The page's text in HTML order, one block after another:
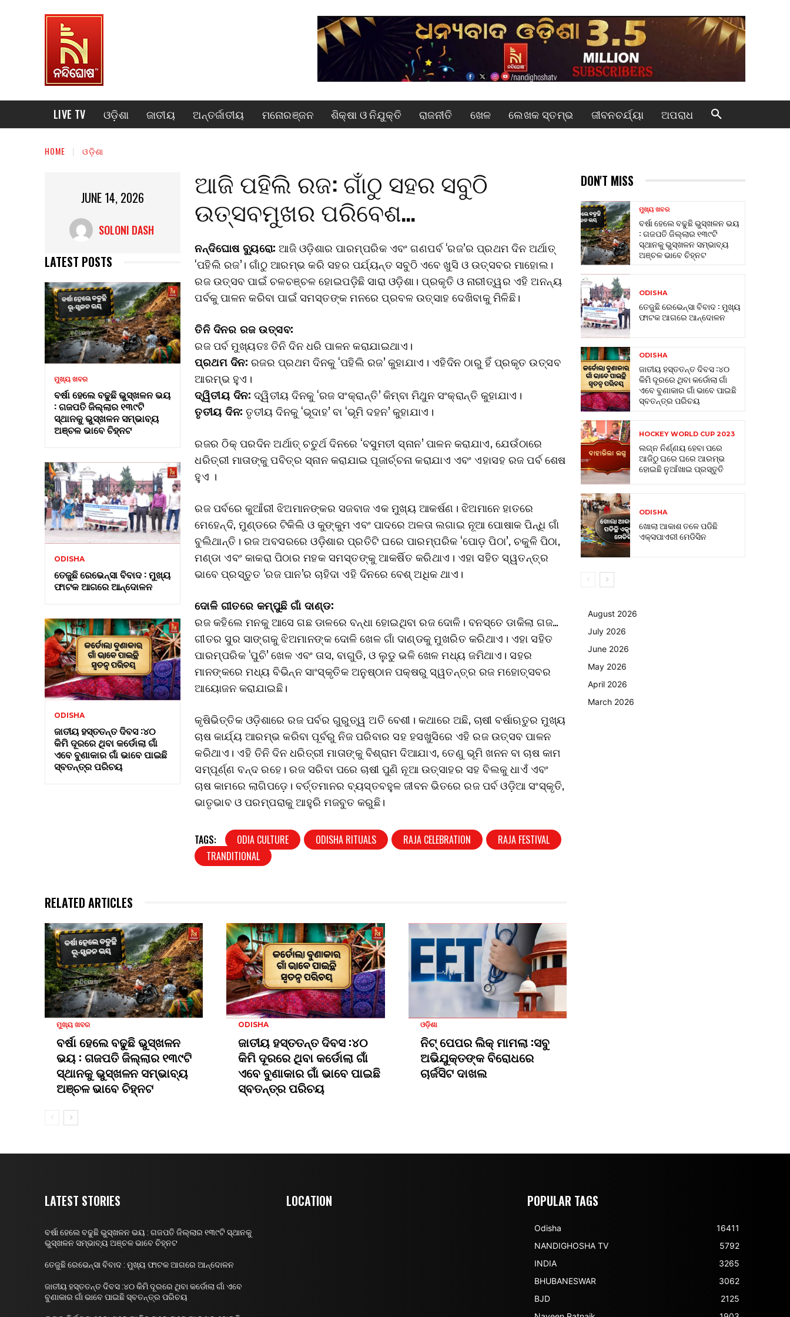
LIVE TV ଓଡ଼ିଶା ଜାତୀୟ ଅନ୍ତର୍ଜାତୀୟ ମନୋରଞ୍ଜନ ଶିକ୍ଷା ଓ ନିଯୁକ୍ତି ରାଜନୀତି ଖେଳ ଲେଖକ ସ୍ତମ୍ଭ ଜୀବନଚର୍ଯ୍ୟା ଅପରାଧ
HOME ଓଡ଼ିଶା
JUNE 14, 2026
SOLONI DASH
LATEST POSTS
ମୁଖ୍ୟ ଖବର
ବର୍ଷା ହେଲେ ବଢୁଛି ଭୁସ୍ଖଳନ ଭୟ
: ଗଜପତି ଜିଲ୍ଲାର ୧୩୯ଟି
ସ୍ଥାନକୁ ଭୁସ୍ଖଳନ ସମ୍ଭାବ୍ୟ
ଅଞ୍ଚଳ ଭାବେ ଚିହ୍ନଟ
ODISHA
ତେଜୁଛି ରେଭେନ୍ସା ବିବାଦ : ମୁଖ୍ୟ
ଫାଟକ ଆଗରେ ଆନ୍ଦୋଳନ
ODISHA
ଜାତୀୟ ହସ୍ତତନ୍ତ ଦିବସ :୪୦
କିମି ଦୂରରେ ଥିବା କର୍ଡୋଲା ଗାଁ
ଏବେ ବୁଣାକାର ଗାଁ ଭାବେ ପାଇଛି
ସ୍ବତନ୍ତ୍ର ପରିଚୟ
ଆଜି ପହିଲି ରଜ: ଗାଁଠୁ ସହର ସବୁଠି
ଉତ୍ସବମୁଖର ପରିବେଶ…
ନନ୍ଦିଘୋଷ ବ୍ୟୁରୋ: ଆଜି ଓଡ଼ିଶାର ପାରମ୍ପରିକ ଏବଂ ଗଣପର୍ବ ‘ରଜ’ର ପ୍ରଥମ ଦିନ ଅର୍ଥାତ୍
‘ପହିଲି ରଜ’। ଗାଁଠୁ ଆରମ୍ଭ କରି ସହର ପର୍ଯ୍ୟନ୍ତ ସବୁଠି ଏବେ ଖୁସି ଓ ଉତ୍ସବର ମାହୋଲ।
ରଜ ଉତ୍ସବ ପାଇଁ ଚଳଚଞ୍ଚଳ ହୋଇପଡ଼ିଛି ସାରା ଓଡ଼ିଶା। ପ୍ରକୃତି ଓ ନାରୀତ୍ୱର ଏହି ଅନନ୍ୟ
ପର୍ବକୁ ପାଳନ କରିବା ପାଇଁ ସମସ୍ତଙ୍କ ମନରେ ପ୍ରବଳ ଉତ୍ସାହ ଦେଖିବାକୁ ମିଳିଛି।
ତିନି ଦିନର ରଜ ଉତ୍ସବ:
ରଜ ପର୍ବ ମୁଖ୍ୟତଃ ତିନି ଦିନ ଧରି ପାଳନ କରାଯାଇଥାଏ।
ପ୍ରଥମ ଦିନ: ରଜର ପ୍ରଥମ ଦିନକୁ ‘ପହିଲି ରଜ’ କୁହାଯାଏ। ଏହିଦିନ ଠାରୁ ହିଁ ପ୍ରକୃତ ଉତ୍ସବ
ଆରମ୍ଭ ହୁଏ।
ଦ୍ୱିତୀୟ ଦିନ: ଦ୍ୱିତୀୟ ଦିନକୁ ‘ରଜ ସଂକ୍ରାନ୍ତି’ କିମ୍ବା ମିଥୁନ ସଂକ୍ରାନ୍ତି କୁହାଯାଏ।
ତୃତୀୟ ଦିନ: ତୃତୀୟ ଦିନକୁ ‘ଭୂଦାହ’ ବା ‘ଭୂମି ଦହନ’ କୁହାଯାଏ।
ରଜର ଠିକ୍ ପରଦିନ ଅର୍ଥାତ୍ ଚତୁର୍ଥ ଦିନରେ ‘ବସୁମତୀ ସ୍ନାନ’ ପାଳନ କରାଯାଏ, ଯେଉଁଠାରେ
ଧରିତ୍ରୀ ମାତାଙ୍କୁ ପବିତ୍ର ସ୍ନାନ କରାଯାଇ ପୂଜାର୍ଚ୍ଚନା କରାଯାଏ ଏବଂ ଏହାସହ ରଜ ପର୍ବ ଶେଷ
ହୁଏ ।
ରଜ ପର୍ବରେ କୁଆଁରୀ ଝିଅମାନଙ୍କର ସଜବାଜ ଏକ ମୁଖ୍ୟ ଆକର୍ଷଣ। ଝିଅମାନେ ହାତରେ
ମେହେନ୍ଦି, ମୁଣ୍ଡରେ ଟିକିଲି ଓ କୁଙ୍କୁମ ଏବଂ ପାଦରେ ଅଳତା ଲଗାଇ ନୂଆ ପୋଷାକ ପିନ୍ଧି ଗାଁ
ବୁଲିଥାନ୍ତି। ରଜ ଅବସରରେ ଓଡ଼ିଶାର ପ୍ରତିଟି ଘରେ ପାରମ୍ପରିକ ‘ପୋଡ଼ ପିଠା’, ଚକୁଳି ପିଠା,
ମଣ୍ଡା ଏବଂ କାକରା ପିଠାର ମହକ ସମସ୍ତଙ୍କୁ ଆକର୍ଷିତ କରିଥାଏ। ଏହା ସହିତ ସ୍ୱତନ୍ତ୍ର
ଭାବେ ପ୍ରସ୍ତୁତ ‘ରଜ ପାନ’ର ଚାହିଦା ଏହି ଦିନରେ ବେଶ୍ ଅଧିକ ଥାଏ।
ଦୋଳି ଗୀତରେ କମ୍ପୁଛି ଗାଁ ଦାଣ୍ଡ:
ରଜ କହିଲେ ମନକୁ ଆସେ ଗଛ ଡାଳରେ ବନ୍ଧା ହୋଇଥିବା ରଜ ଦୋଳି। ବନସ୍ତେ ଡାକିଲା ଗଜ…
ଗୀତର ସୁର ସାଙ୍ଗକୁ ଝିଅମାନଙ୍କ ଦୋଳି ଖେଳ ଗାଁ ଦାଣ୍ଡକୁ ମୁଖରିତ କରିଥାଏ। ଏହା ସହିତ
ପାରମ୍ପରିକ ‘ପୁଚି’ ଖେଳ ଏବଂ ତାସ, ବାଗୁଡି, ଓ ଲୁଡୁ ଭଳି ଖେଳ ମଧ୍ୟ ଜମିଥାଏ। ସହର
ମାନଙ୍କରେ ମଧ୍ୟ ବିଭିନ୍ନ ସାଂସ୍କୃତିକ ଅନୁଷ୍ଠାନ ପକ୍ଷରୁ ସ୍ୱତନ୍ତ୍ର ରଜ ମହୋତ୍ସବର
ଆୟୋଜନ କରାଯାଇଛି।
କୃଷିଭିତ୍ତିକ ଓଡ଼ିଶାରେ ରଜ ପର୍ବର ଗୁରୁତ୍ୱ ଅତି ବେଶୀ। କଥାରେ ଅଛି, ଚାଷୀ ବର୍ଷାଋତୁର ମୁଖ୍ୟ
ଚାଷ କାର୍ଯ୍ୟ ଆରମ୍ଭ କରିବା ପୂର୍ବରୁ ନିଜ ପରିବାର ସହ ହସଖୁସିରେ ଏହି ରଜ ଉତ୍ସବ ପାଳନ
କରିଥାଏ। ଏହି ତିନି ଦିନ ଧରିତ୍ରୀ ମାତାଙ୍କୁ ବିଶ୍ରାମ ଦିଆଯାଏ, ତେଣୁ ଭୂମି ଖନନ ବା ଚାଷ କାମ
ସମ୍ପୂର୍ଣ୍ଣ ବନ୍ଦ ରହେ। ରଜ ସରିବା ପରେ ଚାଷୀ ପୁଣି ନୂଆ ଉତ୍ସାହର ସହ ବିଲକୁ ଧାଏଁ ଏବଂ
ଚାଷ କାମରେ ଲାଗିପଡ଼େ। ବର୍ତ୍ତମାନର ବ୍ୟସ୍ତବହୁଳ ଜୀବନ ଭିତରେ ରଜ ପର୍ବ ଓଡ଼ିଆ ସଂସ୍କୃତି,
ଭାତୃଭାବ ଓ ପରମ୍ପରାକୁ ଆହୁରି ମଜବୁତ କରୁଛି।
TAGS: ODIA CULTURE ODISHA RITUALS RAJA CELEBRATION
RAJA FESTIVAL
TRANDITIONAL
RELATED ARTICLES
ମୁଖ୍ୟ ଖବର
ବର୍ଷା ହେଲେ ବଢୁଛି ଭୁସ୍ଖଳନ
ଭୟ : ଗଜପତି ଜିଲ୍ଲାର ୧୩୯ଟି
ସ୍ଥାନକୁ ଭୁସ୍ଖଳନ ସମ୍ଭାବ୍ୟ
ଅଞ୍ଚଳ ଭାବେ ଚିହ୍ନଟ
ODISHA
ଜାତୀୟ ହସ୍ତତନ୍ତ ଦିବସ :୪୦
କିମି ଦୂରରେ ଥିବା କର୍ଡୋଲା ଗାଁ
ଏବେ ବୁଣାକାର ଗାଁ ଭାବେ ପାଇଛି
ସ୍ବତନ୍ତ୍ର ପରିଚୟ
ଓଡ଼ିଶା
ନିଟ୍ ପେପର ଲିକ୍ ମାମଲା :ସବୁ
ଅଭିଯୁକ୍ତଙ୍କ ବିରୋଧରେ
ଚାର୍ଜସିଟ ଦାଖଲ
DON'T MISS
ମୁଖ୍ୟ ଖବର
ବର୍ଷା ହେଲେ ବଢୁଛି ଭୁସ୍ଖଳନ ଭୟ
: ଗଜପତି ଜିଲ୍ଲାର ୧୩୯ଟି
ସ୍ଥାନକୁ ଭୁସ୍ଖଳନ ସମ୍ଭାବ୍ୟ
ଅଞ୍ଚଳ ଭାବେ ଚିହ୍ନଟ
ODISHA
ତେଜୁଛି ରେଭେନ୍ସା ବିବାଦ : ମୁଖ୍ୟ
ଫାଟକ ଆଗରେ ଆନ୍ଦୋଳନ
ODISHA
ଜାତୀୟ ହସ୍ତତନ୍ତ ଦିବସ :୪୦
କିମି ଦୂରରେ ଥିବା କର୍ଡୋଲା ଗାଁ
ଏବେ ବୁଣାକାର ଗାଁ ଭାବେ ପାଇଛି
ସ୍ବତନ୍ତ୍ର ପରିଚୟ
HOCKEY WORLD CUP 2023
ଲଗ୍ନ ନିର୍ଣ୍ଣୟ ହେବା ପରେ
ଆଜିଠୁ ଘରେ ଘରେ ଆରମ୍ଭ
ହୋଇଛି ନୁଆଁଖାଇ ପ୍ରସ୍ତୁତି
ODISHA
ଖୋଲା ଆକାଶ ତଳେ ପଡିଛି
ଏକ୍ସପାଏରୀ ମେଡିସିନ
August 2026
July 2026
June 2026
May 2026
April 2026
March 2026
LATEST STORIES
ବର୍ଷା ହେଲେ ବଢୁଛି ଭୁସ୍ଖଳନ ଭୟ : ଗଜପତି ଜିଲ୍ଲାର ୧୩୯ଟି ସ୍ଥାନକୁ
ଭୁସ୍ଖଳନ ସମ୍ଭାବ୍ୟ ଅଞ୍ଚଳ ଭାବେ ଚିହ୍ନଟ
ତେଜୁଛି ରେଭେନ୍ସା ବିବାଦ : ମୁଖ୍ୟ ଫାଟକ ଆଗରେ ଆନ୍ଦୋଳନ
ଜାତୀୟ ହସ୍ତତନ୍ତ ଦିବସ :୪୦ କିମି ଦୂରରେ ଥିବା କର୍ଡୋଲା ଗାଁ ଏବେ
ବୁଣାକାର ଗାଁ ଭାବେ ପାଇଛି ସ୍ବତନ୍ତ୍ର ପରିଚୟ
LOCATION POPULAR TAGS
Odisha
16411
NANDIGHOSHA TV
5792
INDIA
3265
BHUBANESWAR
3062
BJD
2125